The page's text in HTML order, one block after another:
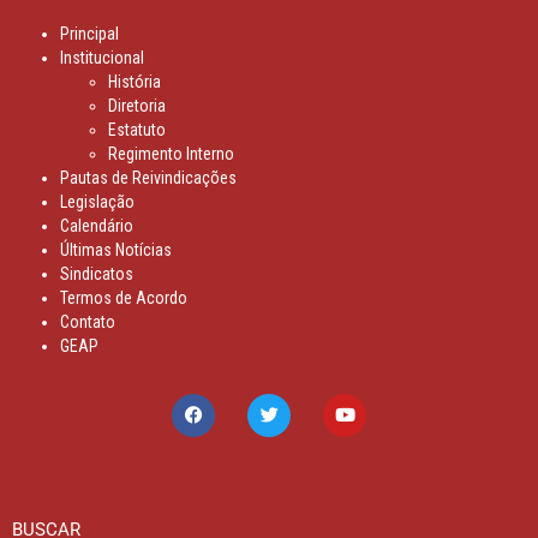
Principal
Institucional
História
Diretoria
Estatuto
Regimento Interno
Pautas de Reivindicações
Legislação
Calendário
Últimas Notícias
Sindicatos
Termos de Acordo
Contato
GEAP
BUSCAR